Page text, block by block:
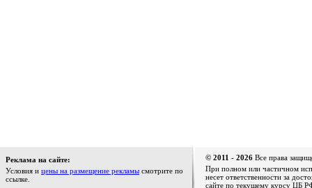
Реклама на сайте:
Условия и цены на размещение рекламы смотрите по
ссылке.
© 2011 - 2026 Все права
При полном или частичном
несет ответственности за
сайте по текущему курсу ЦБ